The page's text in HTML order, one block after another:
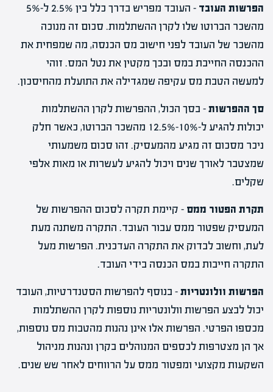
הפרשות העובד
– העובד מפריש בדרך כלל בין 2.5% ל-5%
מהשכר הברוטו שלו לקרן ההשתלמות. סכום זה מנוכה
מהשכר של העובד לפני חישוב מס הכנסה, מה שמפחית את
ההכנסה החייבת במס ובכך מקטין את נטל המס. זוהי
למעשה הטבת מס עקיפה שמגדילה את התועלת מהחיסכון.
סך ההפרשות– בסך הכול, ההפרשות לקרן ההשתלמות
יכולות להגיע ל-10%-12.5% מהשכר הברוטו, כאשר חלק
ניכר מסכום זה מגיע מהמעסיק. זהו סכום משמעותי
שמצטבר לאורך שנים ויכול להגיע לעשרות או מאות אלפי
שקלים.
תקרת הפטור ממס – קיימת תקרה לסכום ההפרשות של
המעסיק שפטור ממס עבור העובד. התקרה משתנה מעת
לעת, וחשוב לבדוק את התקרה העדכנית. הפרשות מעל
התקרה חייבות במס הכנסה בידי העובד.
הפרשות וולונטריות– בנוסף להפרשות הסטנדרטיות, העובד
יכול לבצע הפרשות וולונטריות נוספות לקרן ההשתלמות
מכספו הפרטי. הפרשות אלו אינן נהנות מהטבות מס נוספות,
אך הן מצטרפות לכספים המנוהלים בקרן ונהנות מניהול
השקעות מקצועי ומפטור ממס על הרווחים לאחר שש שנים.